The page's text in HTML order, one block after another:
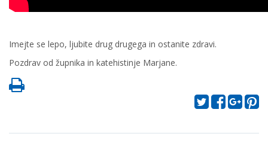
Imejte se lepo, ljubite drug drugega in ostanite zdravi.
Pozdrav od župnika in katehistinje Marjane.